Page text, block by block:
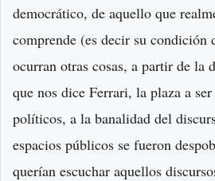
democrático, de aquello que
comprende (es decir su condición
ocurran otras cosas, a partir de la
que nos dice Ferrari, la plaza a
políticos, a la banalidad del
espacios públicos se fueron
querían escuchar aquellos